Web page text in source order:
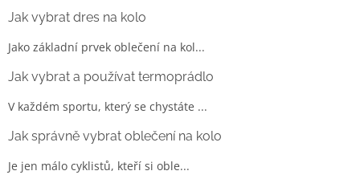
Jak vybrat dres na kolo
Jako základní prvek oblečení na kol...
Jak vybrat a používat termoprádlo
V každém sportu, který se chystáte ...
Jak správně vybrat oblečení na kolo
Je jen málo cyklistů, kteří si oble...